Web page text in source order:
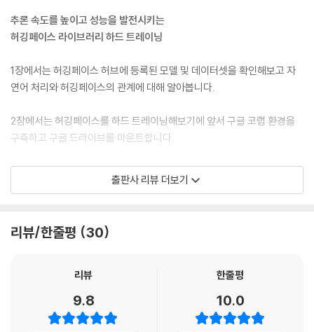
__5.3.1 기본 구조
__5.3.2 Causal LM
__5.3.4 Sequence Classification
_5.4 인코더-디코더 기반 모델
__5.4.2 Conditional Generation
__5.4.3 Sequence Classification
6 모델 활용
_6.1 모델 미세조정
__6.1.3 인코더-디코더 - Conditional Generation
__6.1.4 언어 모델 문장 생성
_6.2 모델 서빙
추론 속도를 높이고 성능을 발전시키는
허깅페이스 라이브러리 하드 트레이닝
1장에서는 허깅페이스 허브에 등록된 모델 및 데이터셋을 확인해보고 자
연어 처리와 허깅페이스의 관계에 대해 알아봅니다.
2장에서는 허깅페이스를 하드 트레이닝해보기에 앞서 구글 코랩 환경을
구축하고 구글 드라이브를 마운트합니다.
3장에서는 Datasets 라이브러리와 Transformers 라이브러리를 활용
하여 토크나이저 및 모델 준비, KLUE 데이터셋 전처리, 학습 파라미터 선
4장에서는 사전학습 단계부터 직접 진행해야 하는 경우를 대비하여 Tok
도, 재현율을 기준으로 모델을 평가하는 Evaluate 라이브러리에 대해 알
5장에서는 트랜스포머 모델, 인코더 기반 모델, 디코더 기반 모델, 인코
출판사 리뷰 더보기
리뷰/한줄평 30
리뷰
9.8
한줄평
10.0